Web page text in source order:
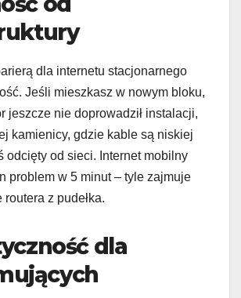
dla internetu stacjonarnego
Jeśli mieszkasz w nowym bloku,
jeszcze nie doprowadził instalacji,
kamienicy, gdzie kable są niskiej
odcięty od sieci. Internet mobilny
problem w 5 minut – tyle zajmuje
z pudełka.
dla